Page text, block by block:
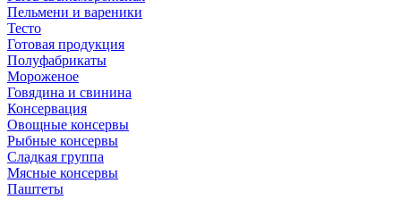
Пельмени и вареники
Тесто
Готовая продукция
Полуфабрикаты
Мороженое
Говядина и свинина
Консервация
Овощные консервы
Рыбные консервы
Сладкая группа
Мясные консервы
Паштеты